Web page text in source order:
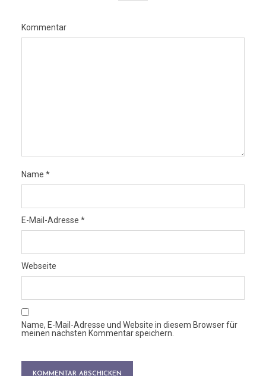
Kommentar
Name *
E-Mail-Adresse *
Webseite
Name, E-Mail-Adresse und Website in diesem Browser für
meinen nächsten Kommentar speichern.